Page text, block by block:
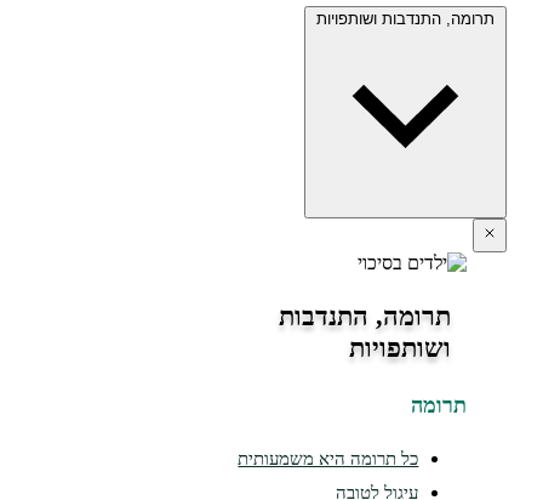
התנדבות ושותפויות
תרומה, התנדבות
ושותפויות
כל תרומה היא משמעותית
עיגול לטובה